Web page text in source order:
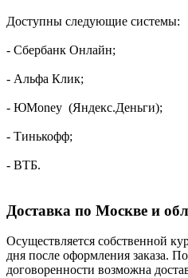
Доступны следующие системы:
- Сбербанк Онлайн;
- Альфа Клик;
- ЮMoney (Яндекс.Деньги);
- Тинькофф;
- ВТБ.
Доставка по Москве и
Осуществляется собственной
дня после оформления заказа.
договоренности возможна